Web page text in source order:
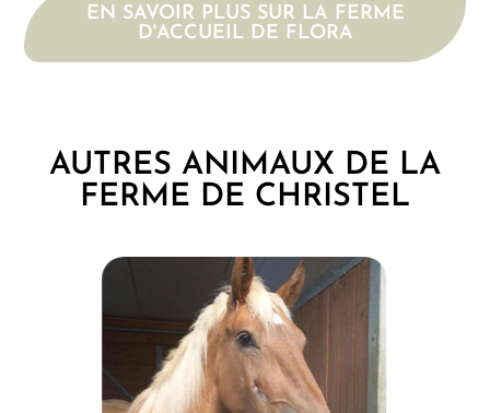
EN SAVOIR PLUS SUR LA FERME
D'ACCUEIL DE FLORA
AUTRES ANIMAUX DE LA
FERME DE CHRISTEL